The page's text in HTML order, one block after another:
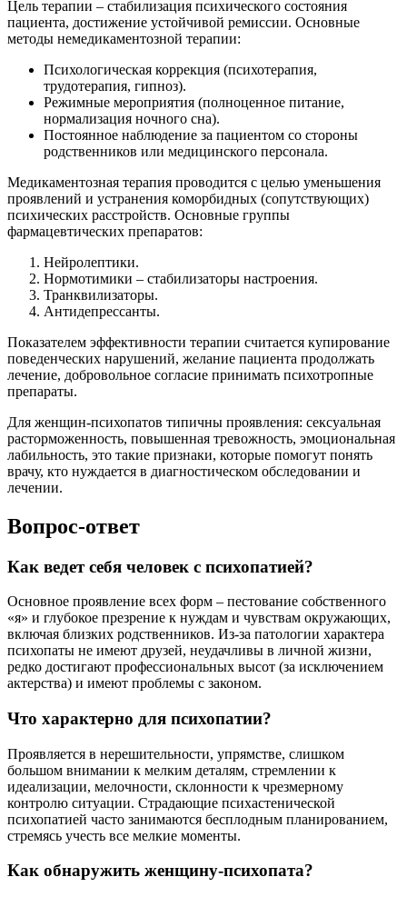
Цель терапии – стабилизация психического состояния
пациента, достижение устойчивой ремиссии. Основные
методы немедикаментозной терапии:
Психологическая коррекция (психотерапия,
трудотерапия, гипноз).
Режимные мероприятия (полноценное питание,
нормализация ночного сна).
Постоянное наблюдение за пациентом со стороны
родственников или медицинского персонала.
Медикаментозная терапия проводится с целью уменьшения
проявлений и устранения коморбидных (сопутствующих)
психических расстройств. Основные группы
фармацевтических препаратов:
Нейролептики.
Нормотимики – стабилизаторы настроения.
Транквилизаторы.
Антидепрессанты.
Показателем эффективности терапии считается купирование
поведенческих нарушений, желание пациента продолжать
лечение, добровольное согласие принимать психотропные
препараты.
Для женщин-психопатов типичны проявления: сексуальная
расторможенность, повышенная тревожность, эмоциональная
лабильность, это такие признаки, которые помогут понять
врачу, кто нуждается в диагностическом обследовании и
лечении.
Вопрос-ответ
Как ведет себя человек с психопатией?
Основное проявление всех форм – пестование собственного
«я» и глубокое презрение к нуждам и чувствам окружающих,
включая близких родственников. Из-за патологии характера
психопаты не имеют друзей, неудачливы в личной жизни,
редко достигают профессиональных высот (за исключением
актерства) и имеют проблемы с законом.
Что характерно для психопатии?
Проявляется в нерешительности, упрямстве, слишком
большом внимании к мелким деталям, стремлении к
идеализации, мелочности, склонности к чрезмерному
контролю ситуации. Страдающие психастенической
психопатией часто занимаются бесплодным планированием,
стремясь учесть все мелкие моменты.
Как обнаружить женщину-психопата?